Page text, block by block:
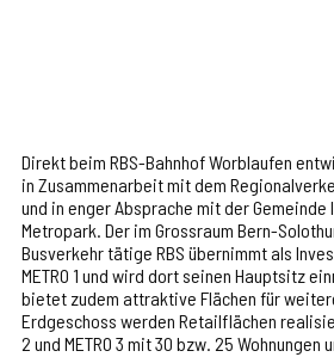
Direkt beim RBS-Bahnhof Worblaufen
in Zusammenarbeit mit dem
und in enger Absprache mit der
Metropark. Der im Grossraum Bern-
Busverkehr tätige RBS übernimmt als
METRO 1 und wird dort seinen Hauptsitz
bietet zudem attraktive Flächen für
Erdgeschoss werden Retailflächen
2 und METRO 3 mit 30 bzw. 25 Wohnungen